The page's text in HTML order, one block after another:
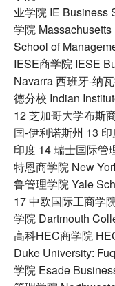
业学院 IE Business
学院
School of
IESE商学院 IESE
Navarra 西班牙-纳
德分校 Indian
12 芝加哥大学布斯
国-伊利诺斯州 13
印度 14 瑞士国际管
特恩商学院 New
鲁管理学院 Yale
17 中欧国际工商学
学院 Dartmouth
高科HEC商学院
Duke University:
学院 Esade